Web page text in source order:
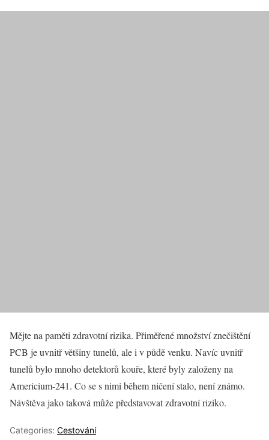
Mějte na paměti zdravotní rizika. Přiměřené množství znečištění
PCB je uvnitř většiny tunelů, ale i v půdě venku. Navíc uvnitř
tunelů bylo mnoho detektorů kouře, které byly založeny na
Americium-241. Co se s nimi během ničení stalo, není známo.
Návštěva jako taková může představovat zdravotní riziko.
Categories: Cestování